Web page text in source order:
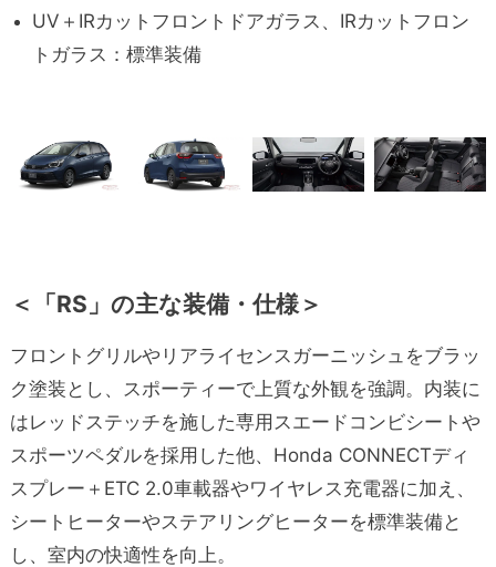
UV＋IRカットフロントドアガラス、IRカットフロン
トガラス：標準装備
＜「RS」の主な装備・仕様＞
フロントグリルやリアライセンスガーニッシュをブラッ
ク塗装とし、スポーティーで上質な外観を強調。内装に
はレッドステッチを施した専用スエードコンビシートや
スポーツペダルを採用した他、Honda CONNECTディ
スプレー＋ETC 2.0車載器やワイヤレス充電器に加え、
シートヒーターやステアリングヒーターを標準装備と
し、室内の快適性を向上。